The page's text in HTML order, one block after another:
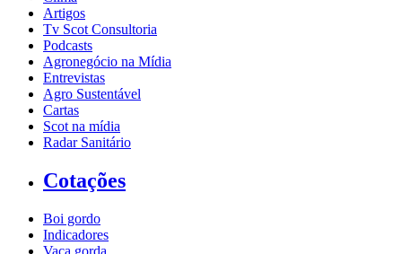
Artigos
Tv Scot Consultoria
Podcasts
Agronegócio na Mídia
Entrevistas
Agro Sustentável
Cartas
Scot na mídia
Radar Sanitário
Cotações
Boi gordo
Indicadores
Vaca gorda